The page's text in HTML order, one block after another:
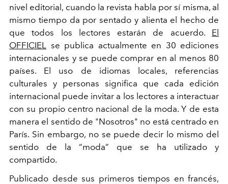
nivel editorial, cuando la revista habla por sí misma, al
mismo tiempo da por sentado y alienta el hecho de
que todos los lectores estarán de acuerdo. El
OFFICIEL
se publica actualmente en 30 ediciones
internacionales y se puede comprar en al menos 80
países. El uso de idiomas locales, referencias
culturales y personas significa que cada edición
internacional puede invitar a los lectores a interactuar
con su propio centro nacional de la moda. Y de esta
manera el sentido de "Nosotros" no está centrado en
París. Sin embargo, no se puede decir lo mismo del
sentido de la “moda” que se ha utilizado y
compartido.
Publicado desde sus primeros tiempos en francés,